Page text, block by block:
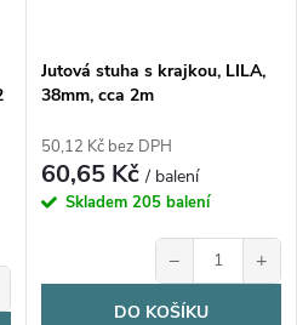
Jutová stuha s krajkou, LILA,
38mm, cca 2m
50,12 Kč bez DPH
60,65 Kč/ balení
Skladem 205 balení
− +
DO KOŠÍKU